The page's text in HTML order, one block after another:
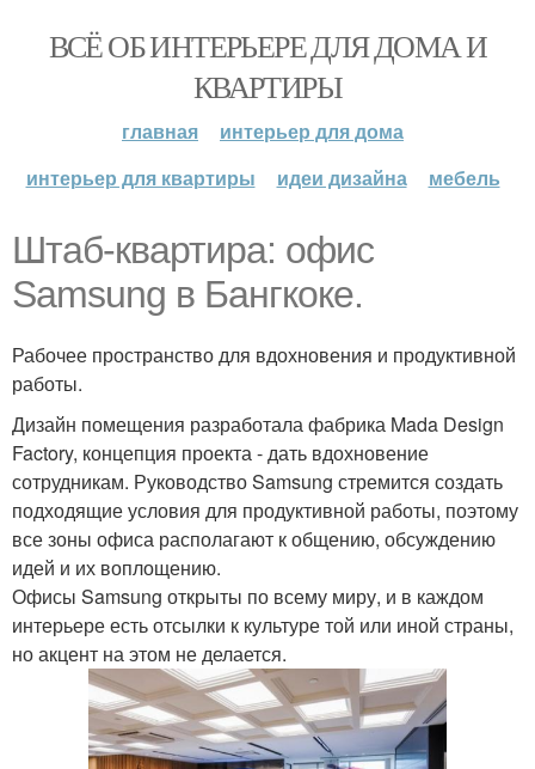
ВСЁ ОБ ИНТЕРЬЕРЕ ДЛЯ ДОМА И
КВАРТИРЫ
главная
интерьер для дома
интерьер для квартиры
идеи дизайна мебель
Штаб-квартира: офис
Samsung в Бангкоке.
Рабочее пространство для вдохновения и продуктивной
работы.
Дизайн помещения разработала фабрика Mada Design
Factory, концепция проекта - дать вдохновение
сотрудникам. Руководство Samsung стремится создать
подходящие условия для продуктивной работы, поэтому
все зоны офиса располагают к общению, обсуждению
идей и их воплощению.
Офисы Samsung открыты по всему миру, и в каждом
интерьере есть отсылки к культуре той или иной страны,
но акцент на этом не делается.